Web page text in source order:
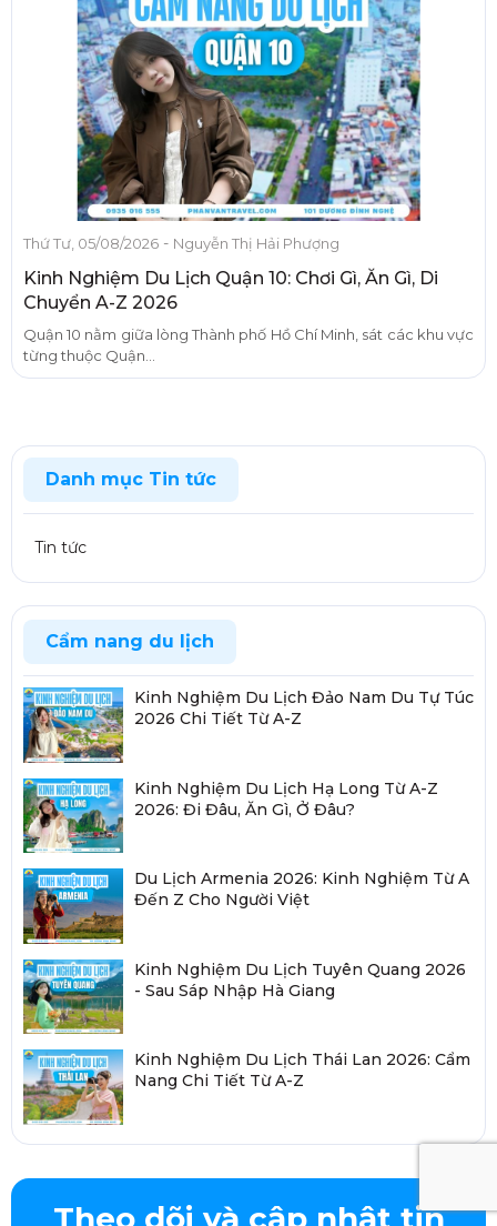
Thứ Tư, 05/08/2026 - Nguyễn Thị Hải Phượng
Kinh Nghiệm Du Lịch Quận 10: Chơi Gì, Ăn Gì, Di
Chuyển A-Z 2026
Quận 10 nằm giữa lòng Thành phố Hồ Chí Minh, sát các khu vực
từng thuộc Quận...
Danh mục Tin tức
Tin tức
Cẩm nang du lịch
Kinh Nghiệm Du Lịch Đảo Nam Du Tự Túc
2026 Chi Tiết Từ A-Z
Kinh Nghiệm Du Lịch Hạ Long Từ A-Z
2026: Đi Đâu, Ăn Gì, Ở Đâu?
Du Lịch Armenia 2026: Kinh Nghiệm Từ A
Đến Z Cho Người Việt
Kinh Nghiệm Du Lịch Tuyên Quang 2026
- Sau Sáp Nhập Hà Giang
Kinh Nghiệm Du Lịch Thái Lan 2026: Cẩm
Nang Chi Tiết Từ A-Z
Theo dõi và cập nhật tin